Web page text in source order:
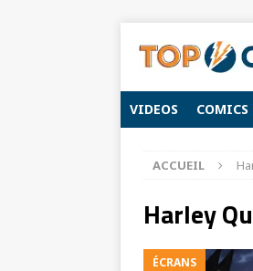
VIDEOS COMICS
ACCUEIL
Harley
ÉCRANS